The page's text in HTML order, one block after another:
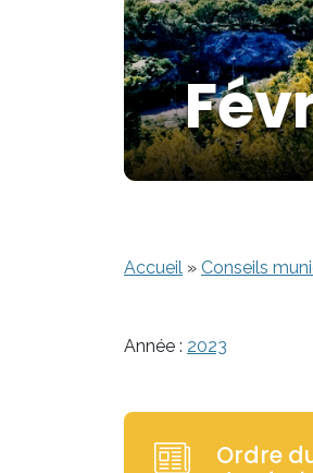
Accueil » Conseils
Année : 2023
Ordre